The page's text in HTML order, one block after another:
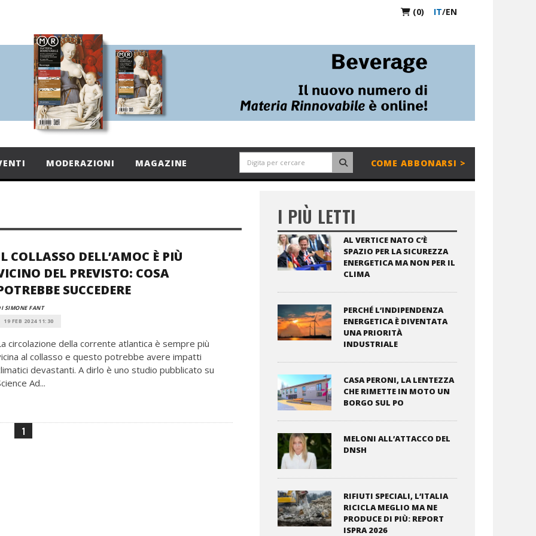
(0) IT/EN
MODERAZIONI MAGAZINE COME ABBONARSI >
COLLASSO DELL’AMOC È PIÙ
DEL PREVISTO: COSA
SUCCEDERE
SIMONE FANT
19 FEB 2024 11:30
circolazione della corrente atlantica è sempre più
al collasso e questo potrebbe avere impatti
devastanti. A dirlo è uno studio pubblicato su
Ad...
1
I PIÙ LETTI
AL VERTICE NATO C’È
SPAZIO PER LA SICUREZZA
ENERGETICA MA NON PER IL
CLIMA
PERCHÉ L’INDIPENDENZA
ENERGETICA È DIVENTATA
UNA PRIORITÀ
INDUSTRIALE
CASA PERONI, LA LENTEZZA
CHE RIMETTE IN MOTO UN
BORGO SUL PO
MELONI ALL’ATTACCO DEL
DNSH
RIFIUTI SPECIALI, L’ITALIA
RICICLA MEGLIO MA NE
PRODUCE DI PIÙ: REPORT
ISPRA 2026